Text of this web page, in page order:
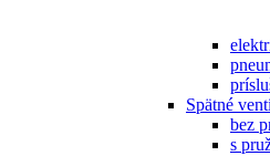
Spätné
bez
s